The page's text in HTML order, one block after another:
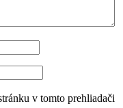
v tomto prehliadači